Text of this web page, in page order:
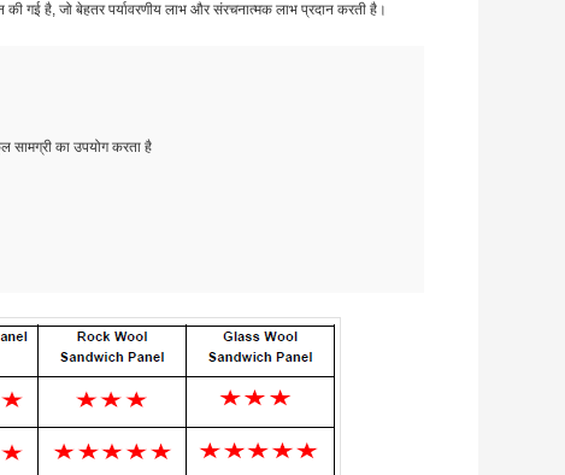
की गई है, जो बेहतर पर्यावरणीय लाभ और संरचनात्मक लाभ प्रदान करती है।
सामग्री का उपयोग करता है